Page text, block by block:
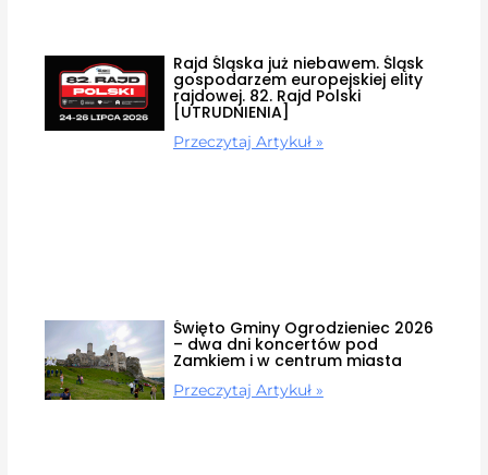
Rajd Śląska już niebawem. Śląsk
gospodarzem europejskiej elity
rajdowej. 82. Rajd Polski
[UTRUDNIENIA]
Przeczytaj Artykuł »
Święto Gminy Ogrodzieniec 2026
– dwa dni koncertów pod
Zamkiem i w centrum miasta
Przeczytaj Artykuł »